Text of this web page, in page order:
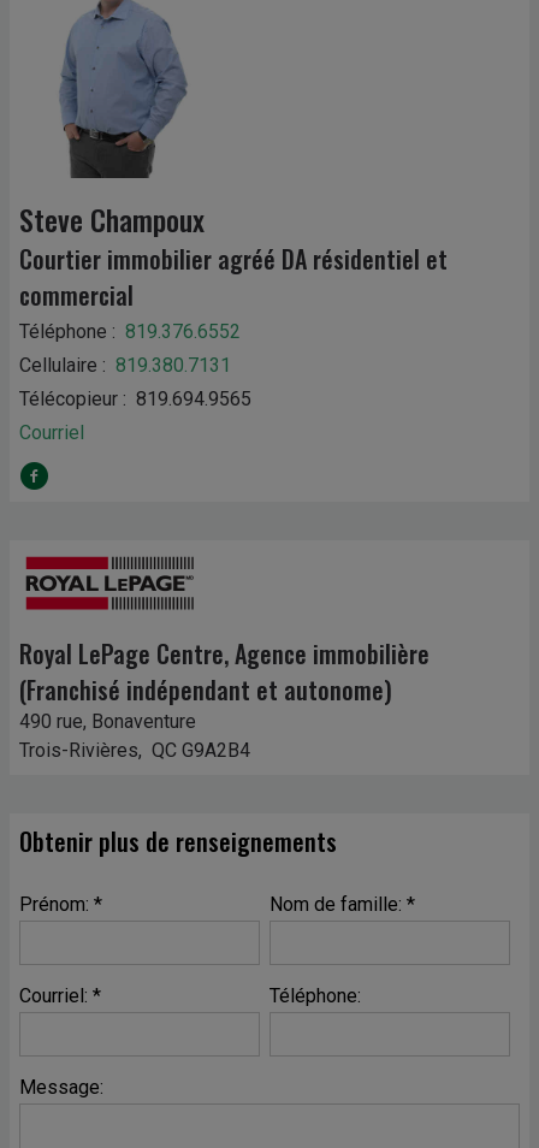
Steve Champoux
Courtier immobilier agréé DA résidentiel et
commercial
Téléphone : 819.376.6552
Cellulaire : 819.380.7131
Télécopieur : 819.694.9565
Courriel
Royal LePage Centre, Agence immobilière
(Franchisé indépendant et autonome)
490 rue, Bonaventure
Trois-Rivières, QC G9A2B4
Obtenir plus de renseignements
Prénom: * Nom de famille: *
Courriel: * Téléphone:
Message: